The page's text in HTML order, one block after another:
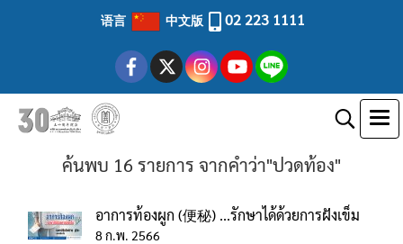
语言 中文版 02 223 1111
ค้นพบ 16 รายการ จากคำว่า"ปวดท้อง"
อาการท้องผูก (便秘) ...รักษาได้ด้วยการฝังเข็ม
8 ก.พ. 2566